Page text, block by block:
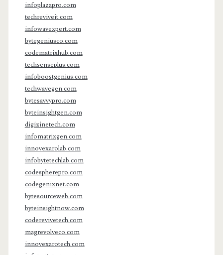
infoplazapro.com
techreviveit.com
infowavexpert.com
bytegeniusco.com
codematrixhub.com
techsenseplus.com
infoboostgenius.com
techwavegen.com
bytesavvypro.com
byteinsightgen.com
digizinetech.com
infomatrixgen.com
innovexarolab.com
infobytetechlab.com
codespherepro.com
codegenixnet.com
bytesourceweb.com
byteinsightnow.com
coderevivetech.com
magrevolveco.com
innovexarotech.com